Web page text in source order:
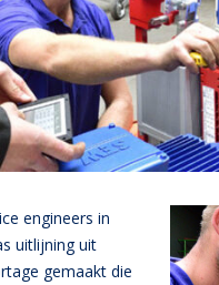
engineers in
uitlijning uit
gemaakt die